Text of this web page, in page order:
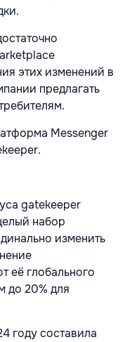
этих изменений в
предлагать
Messenger
gatekeeper
набор
изменить
её глобального
до 20% для
году составила